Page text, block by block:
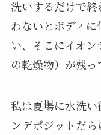
洗いするだけで
わないとボディ
い、そこにイオ
の乾燥物）が残っ
私は夏場に水洗
ンデポジットだ